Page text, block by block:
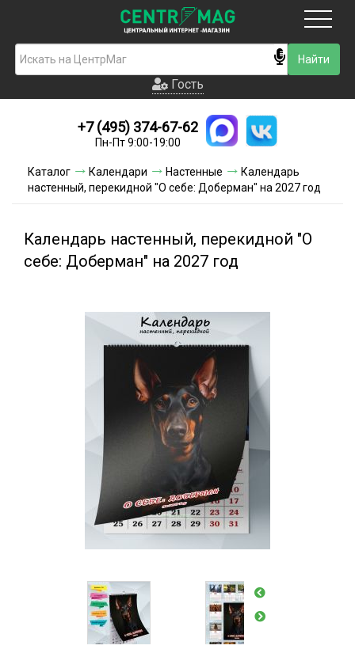
Гость
Новинки
Условия доставки
Контакты
Акции и скидки
Гость
+7 (495) 374-67-62
Пн-Пт 9:00-19:00
Каталог Календари Настенные
Календарь
настенный, перекидной "О себе: Доберман" на 2027 год
Календарь настенный, перекидной "О
себе: Доберман" на 2027 год